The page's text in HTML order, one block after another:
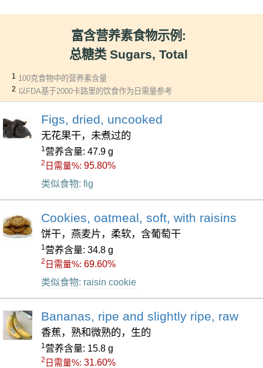
富含营养素食物示例:
总糖类 Sugars, Total
1 100克食物中的营养素含量
2 以FDA基于2000卡路里的饮食作为日需量参考
Figs, dried, uncooked
无花果干，未煮过的
1营养含量: 47.9 g
2 日需量%: 95.80%
类似食物: fig
Cookies, oatmeal, soft, with raisins
饼干，燕麦片，柔软，含葡萄干
1营养含量: 34.8 g
2 日需量%: 69.60%
类似食物: raisin cookie
Bananas, ripe and slightly ripe, raw
香蕉，熟和微熟的，生的
1营养含量: 15.8 g
2 日需量%: 31.60%